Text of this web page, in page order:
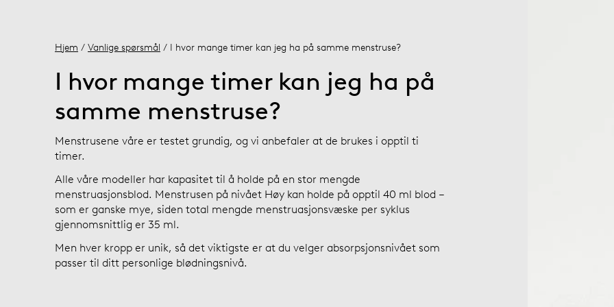
Hjem / Vanlige spørsmål / I hvor mange timer kan jeg ha på samme menstruse?
I hvor mange timer kan jeg ha på
samme menstruse?
Menstrusene våre er testet grundig, og vi anbefaler at de brukes i opptil ti
timer.
Alle våre modeller har kapasitet til å holde på en stor mengde
menstruasjonsblod. Menstrusen på nivået Høy kan holde på opptil 40 ml blod –
som er ganske mye, siden total mengde menstruasjonsvæske per syklus
gjennomsnittlig er 35 ml.
Men hver kropp er unik, så det viktigste er at du velger absorpsjonsnivået som
passer til ditt personlige blødningsnivå.